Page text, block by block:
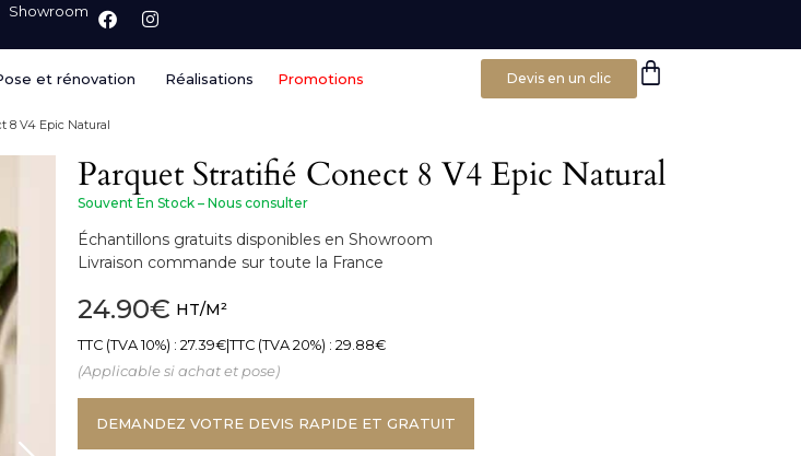
Showroom
et rénovation Réalisations Promotions Devis en un clic
8 V4 Epic Natural
Parquet Stratifié Conect 8 V4 Epic Natural
Souvent En Stock – Nous consulter
Échantillons gratuits disponibles en Showroom
Livraison commande sur toute la France
24.90€ HT/M²
TTC (TVA 10%) : 27.39€ TTC (TVA 20%) : 29.88€
(Applicable si achat et pose)
DEMANDEZ VOTRE DEVIS RAPIDE ET GRATUIT